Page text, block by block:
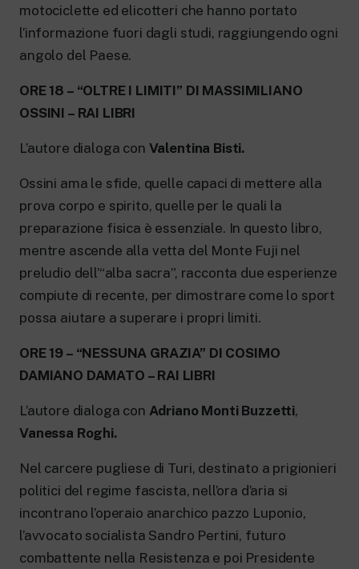
motociclette ed elicotteri che hanno portato
l’informazione fuori dagli studi, raggiungendo ogni
angolo del Paese.
ORE 18 – “OLTRE I LIMITI” DI MASSIMILIANO
OSSINI – RAI LIBRI
L’autore dialoga con Valentina Bisti.
Ossini ama le sfide, quelle capaci di mettere alla
prova corpo e spirito, quelle per le quali la
preparazione fisica è essenziale. In questo libro,
mentre ascende alla vetta del Monte Fuji nel
preludio dell’“alba sacra”, racconta due esperienze
compiute di recente, per dimostrare come lo sport
possa aiutare a superare i propri limiti.
ORE 19 – “NESSUNA GRAZIA” DI COSIMO
DAMIANO DAMATO – RAI LIBRI
L’autore dialoga con Adriano Monti Buzzetti,
Vanessa Roghi.
Nel carcere pugliese di Turi, destinato a prigionieri
politici del regime fascista, nell’ora d’aria si
incontrano l’operaio anarchico pazzo Luponio,
l’avvocato socialista Sandro Pertini, futuro
combattente nella Resistenza e poi Presidente